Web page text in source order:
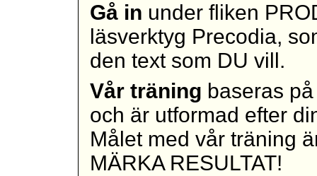
Gå in under fliken
läsverktyg Precodia,
den text som DU vill.
Vår träning baseras
och är utformad efter
Målet med vår träning
MÄRKA RESULTAT!